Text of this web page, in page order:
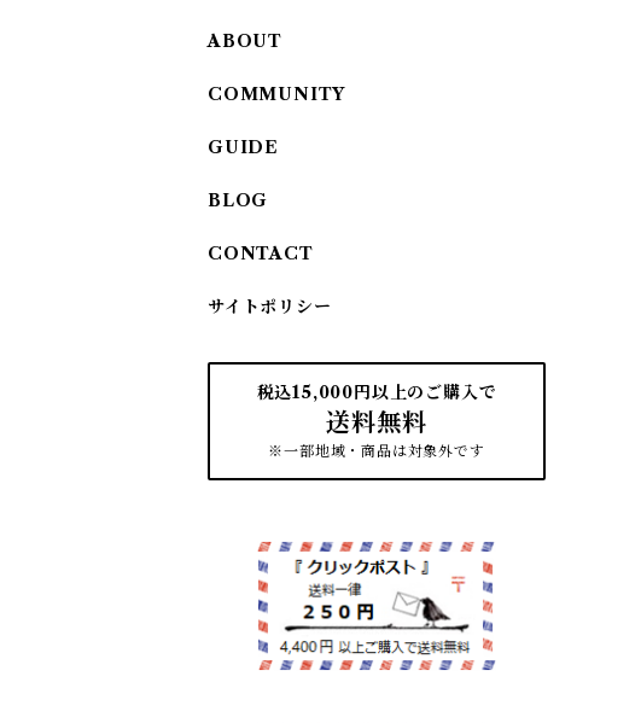
ABOUT
COMMUNITY
GUIDE
BLOG
CONTACT
サイトポリシー
税込15,000円以上のご購入で
送料無料
※一部地域・商品は対象外です